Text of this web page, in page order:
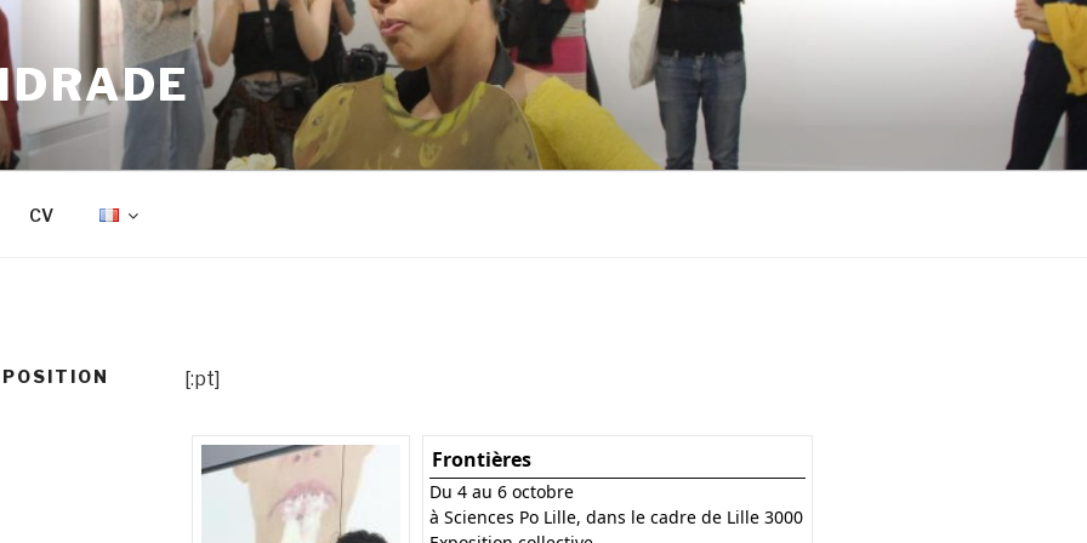
CV
[:pt]
Frontières
Du 4 au 6 octobre
à Sciences Po Lille, dans le cadre de Lille 3000